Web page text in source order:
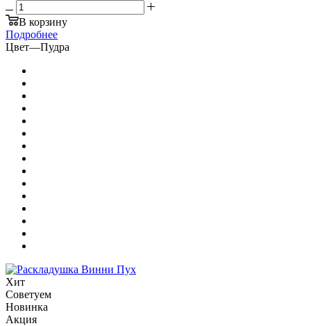
В корзину
Подробнее
Цвет—Пудра
Хит
Советуем
Новинка
Акция